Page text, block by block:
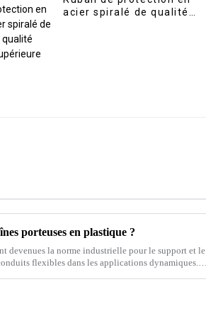
acier spiralé de qualité
porteuses en plastique ?
devenues la norme industrielle pour le support et le
flexibles dans les applications dynamiques.